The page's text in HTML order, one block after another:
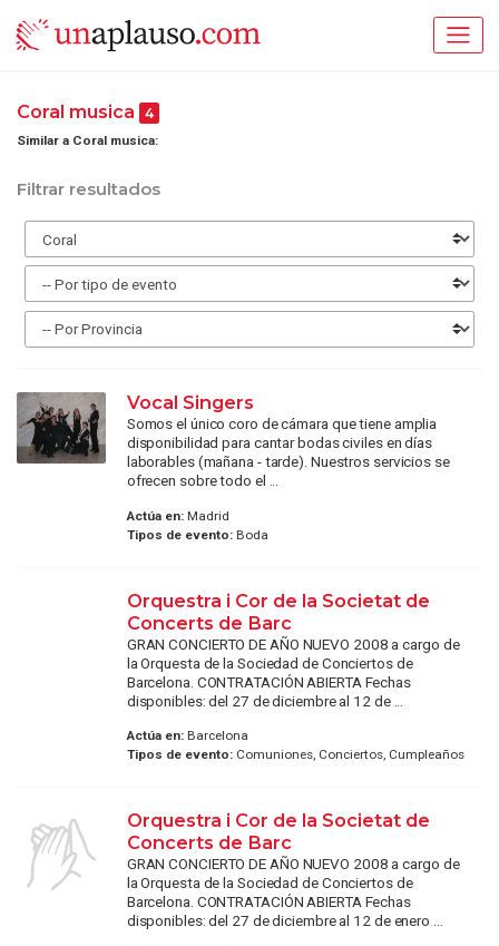
Coral musica 4
Similar a Coral musica:
Filtrar resultados
Vocal Singers
Somos el único coro de cámara que tiene amplia
disponibilidad para cantar bodas civiles en días
laborables (mañana - tarde). Nuestros servicios se
ofrecen sobre todo el ...
Actúa en:Madrid
Tipos de evento:Boda
Orquestra i Cor de la Societat de
Concerts de Barc
GRAN CONCIERTO DE AÑO NUEVO 2008 a cargo de
la Orquesta de la Sociedad de Conciertos de
Barcelona. CONTRATACIÓN ABIERTA Fechas
disponibles: del 27 de diciembre al 12 de ...
Actúa en:Barcelona
Tipos de evento:Comuniones, Conciertos, Cumpleaños
Orquestra i Cor de la Societat de
Concerts de Barc
GRAN CONCIERTO DE AÑO NUEVO 2008 a cargo de
la Orquesta de la Sociedad de Conciertos de
Barcelona. CONTRATACIÓN ABIERTA Fechas
disponibles: del 27 de diciembre al 12 de enero ...